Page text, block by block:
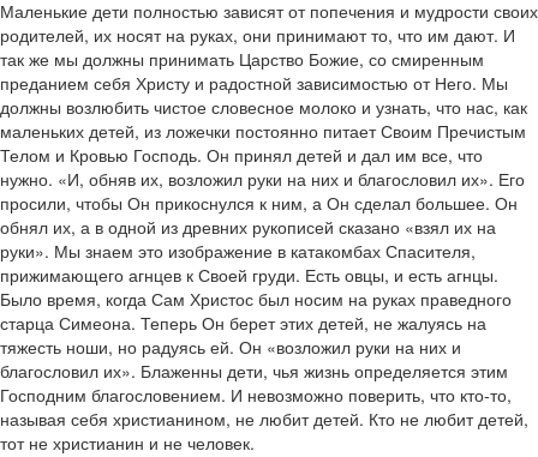
Маленькие дети полностью зависят от попечения и мудрости своих
родителей, их носят на руках, они принимают то, что им дают. И
так же мы должны принимать Царство Божие, со смиренным
преданием себя Христу и радостной зависимостью от Него. Мы
должны возлюбить чистое словесное молоко и узнать, что нас, как
маленьких детей, из ложечки постоянно питает Своим Пречистым
Телом и Кровью Господь. Он принял детей и дал им все, что
нужно. «И, обняв их, возложил руки на них и благословил их». Его
просили, чтобы Он прикоснулся к ним, а Он сделал большее. Он
обнял их, а в одной из древних рукописей сказано «взял их на
руки». Мы знаем это изображение в катакомбах Спасителя,
прижимающего агнцев к Своей груди. Есть овцы, и есть агнцы.
Было время, когда Сам Христос был носим на руках праведного
старца Симеона. Теперь Он берет этих детей, не жалуясь на
тяжесть ноши, но радуясь ей. Он «возложил руки на них и
благословил их». Блаженны дети, чья жизнь определяется этим
Господним благословением. И невозможно поверить, что кто-то,
называя себя христианином, не любит детей. Кто не любит детей,
тот не христианин и не человек.